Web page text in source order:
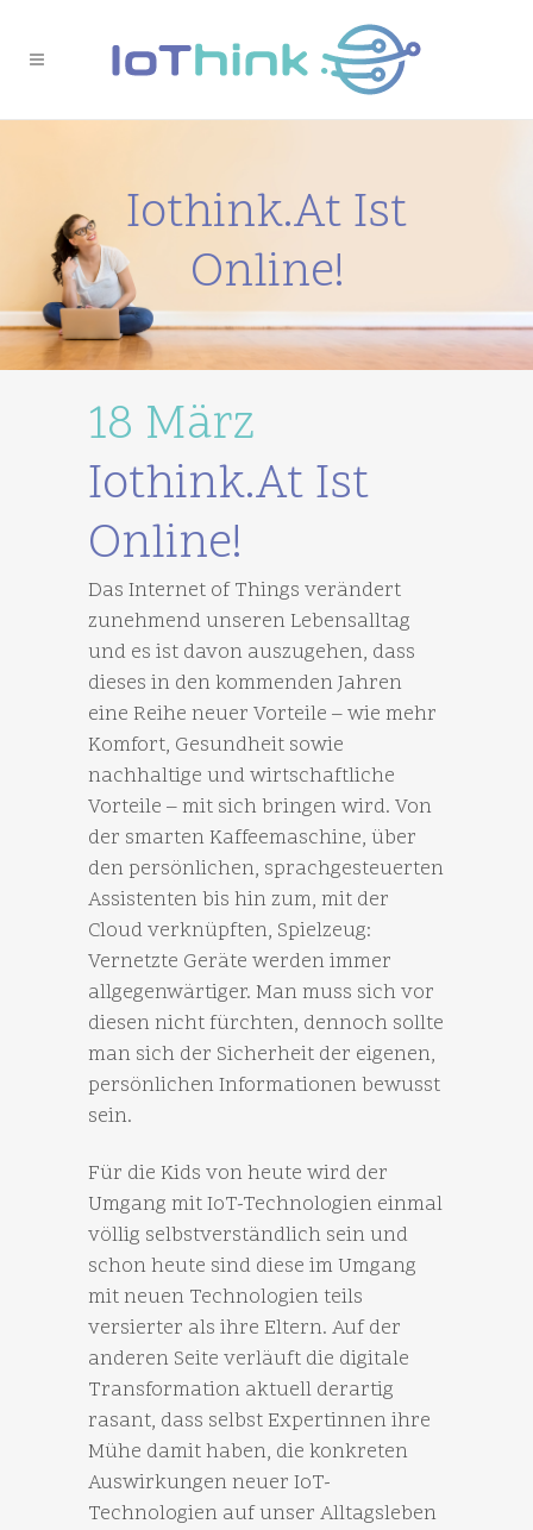
Iothink.at Ist
Online!
18 März
Iothink.at Ist
Online!
Das Internet of Things verändert
zunehmend unseren Lebensalltag
und es ist davon auszugehen, dass
dieses in den kommenden Jahren
eine Reihe neuer Vorteile – wie mehr
Komfort, Gesundheit sowie
nachhaltige und wirtschaftliche
Vorteile – mit sich bringen wird. Von
der smarten Kaffeemaschine, über
den persönlichen, sprachgesteuerten
Assistenten bis hin zum, mit der
Cloud verknüpften, Spielzeug:
Vernetzte Geräte werden immer
allgegenwärtiger. Man muss sich vor
diesen nicht fürchten, dennoch sollte
man sich der Sicherheit der eigenen,
persönlichen Informationen bewusst
sein.
Für die Kids von heute wird der
Umgang mit IoT-Technologien einmal
völlig selbstverständlich sein und
schon heute sind diese im Umgang
mit neuen Technologien teils
versierter als ihre Eltern. Auf der
anderen Seite verläuft die digitale
Transformation aktuell derartig
rasant, dass selbst Expertinnen ihre
Mühe damit haben, die konkreten
Auswirkungen neuer IoT-
Technologien auf unser Alltagsleben